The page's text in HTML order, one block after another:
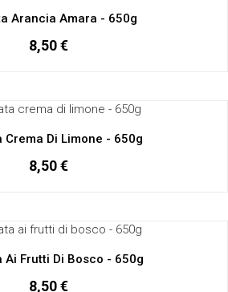
Arancia Amara - 650g
8,50 €
Crema Di Limone - 650g
8,50 €
Ai Frutti Di Bosco - 650g
8,50 €